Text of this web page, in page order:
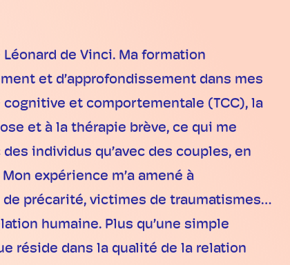
de Vinci. Ma formation
et d’approfondissement dans mes
et comportementale (TCC), la
et à la thérapie brève, ce qui me
individus qu’avec des couples, en
expérience m’a amené à
précarité, victimes de traumatismes…
humaine. Plus qu’une simple
réside dans la qualité de la relation